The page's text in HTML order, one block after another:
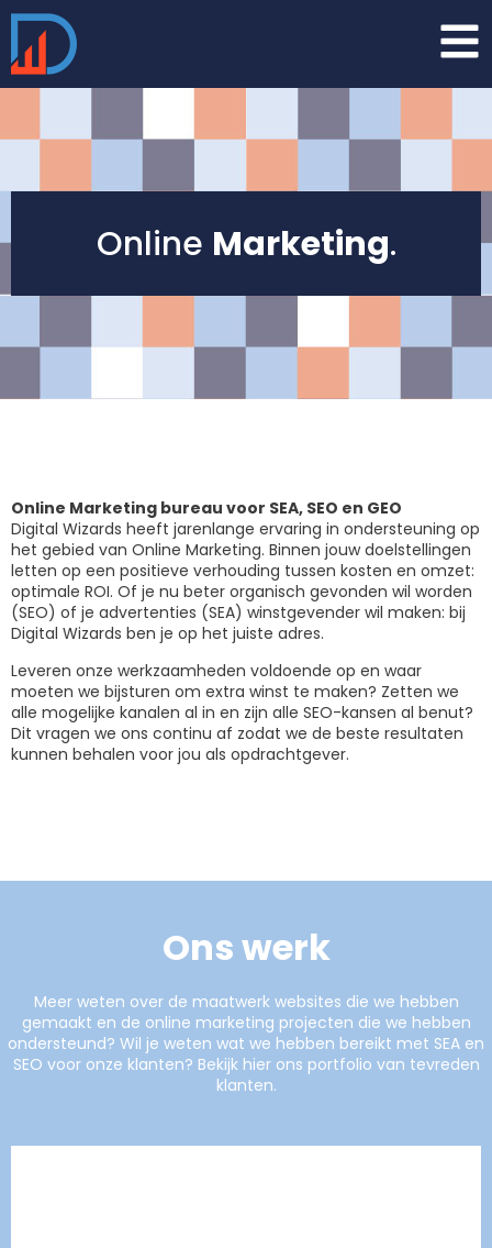
Online Marketing.
Online Marketing bureau voor SEA, SEO en GEO
Digital Wizards heeft jarenlange ervaring in ondersteuning op
het gebied van Online Marketing. Binnen jouw doelstellingen
letten op een positieve verhouding tussen kosten en omzet:
optimale ROI. Of je nu beter organisch gevonden wil worden
(SEO) of je advertenties (SEA) winstgevender wil maken: bij
Digital Wizards ben je op het juiste adres.
Leveren onze werkzaamheden voldoende op en waar
moeten we bijsturen om extra winst te maken? Zetten we
alle mogelijke kanalen al in en zijn alle SEO-kansen al benut?
Dit vragen we ons continu af zodat we de beste resultaten
kunnen behalen voor jou als opdrachtgever.
Ons werk
Meer weten over de maatwerk websites die we hebben
gemaakt en de online marketing projecten die we hebben
ondersteund? Wil je weten wat we hebben bereikt met SEA en
SEO voor onze klanten? Bekijk hier ons portfolio van tevreden
klanten.